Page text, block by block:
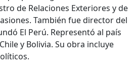
de Relaciones Exteriores y de
También fue director del
El Perú. Representó al país
y Bolivia. Su obra incluye